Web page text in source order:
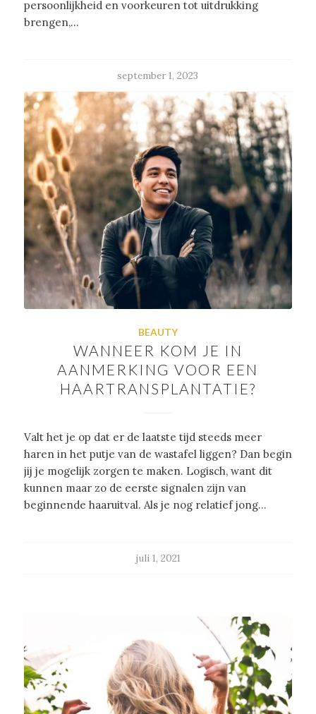
persoonlijkheid en voorkeuren tot uitdrukking
brengen,…
september 1, 2023
BEAUTY
WANNEER KOM JE IN
AANMERKING VOOR EEN
HAARTRANSPLANTATIE?
Valt het je op dat er de laatste tijd steeds meer
haren in het putje van de wastafel liggen? Dan begin
jij je mogelijk zorgen te maken. Logisch, want dit
kunnen maar zo de eerste signalen zijn van
beginnende haaruitval. Als je nog relatief jong…
juli 1, 2021